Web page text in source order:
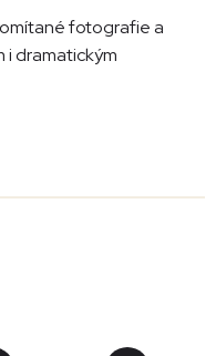
fotografie a
i dramatickým